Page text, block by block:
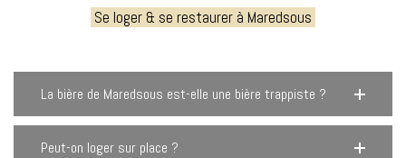
Se loger & se restaurer à Maredsous
La bière de Maredsous est-elle une bière trappiste ?
Peut-on loger sur place ?